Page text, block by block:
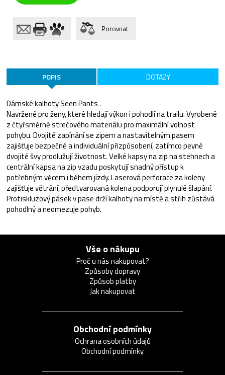
Porovnat
POPIS DOTAZY
Dámské kalhoty Seen Pants .
Navržené pro ženy, které hledají výkon i pohodlí na trailu. Vyrobené
z čtyřsměrně strečového materiálu pro maximální volnost
pohybu. Dvojité zapínání se zipem a nastavitelným pasem
zajišťuje bezpečné a individuální přizpůsobení, zatímco pevné
dvojité švy prodlužují životnost. Velké kapsy na zip na stehnech a
centrální kapsa na zip vzadu poskytují snadný přístup k
potřebným věcem i během jízdy. Laserová perforace za koleny
zajišťuje větrání, předtvarovaná kolena podporují plynulé šlapání.
Protiskluzový pásek v pase drží kalhoty na místě a střih zůstává
pohodlný a neomezuje pohyb.
Vše o nákupu
Proč u nás nakupovat?
Způsoby dopravy
Způsob platby
Jak nakupovat
Obchodní podmínky
Ochrana osobních údajů
Obchodní podmínky